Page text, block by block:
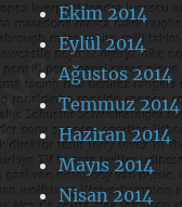
Ekim 2014
Eylül 2014
Ağustos 2014
Temmuz 2014
Haziran 2014
Mayıs 2014
Nisan 2014